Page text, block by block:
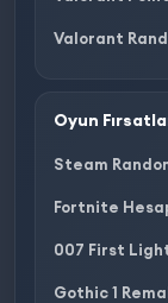
Valorant
Oyun
Steam
Fortnite
007 First
Gothic 1